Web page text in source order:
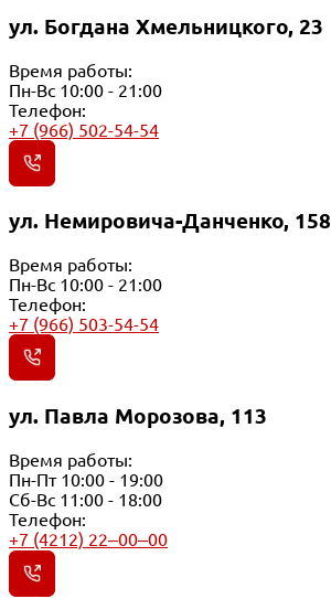
ул. Богдана Хмельницкого, 23
Время работы:
Пн-Вс 10:00 - 21:00
Телефон:
+7 (966) 502-54-54
ул. Немировича-Данченко, 158
Время работы:
Пн-Вс 10:00 - 21:00
Телефон:
+7 (966) 503-54-54
ул. Павла Морозова, 113
Время работы:
Пн-Пт 10:00 - 19:00
Сб-Вс 11:00 - 18:00
Телефон:
+7 (4212) 22‒00‒00